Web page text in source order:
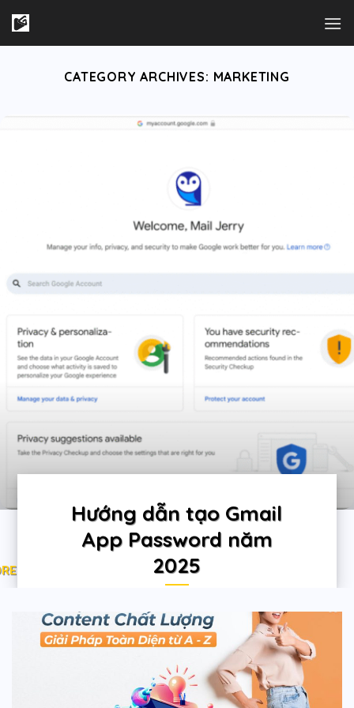
content
CATEGORY ARCHIVES: MARKETING
Hướng dẫn tạo Gmail
App Password năm
2025
Continue reading